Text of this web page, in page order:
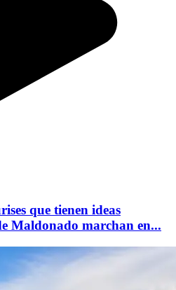
que tienen ideas
Maldonado marchan en...